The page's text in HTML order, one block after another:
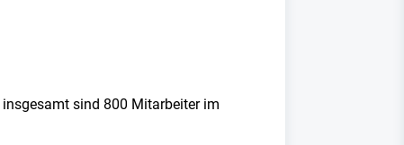
sind 800 Mitarbeiter im